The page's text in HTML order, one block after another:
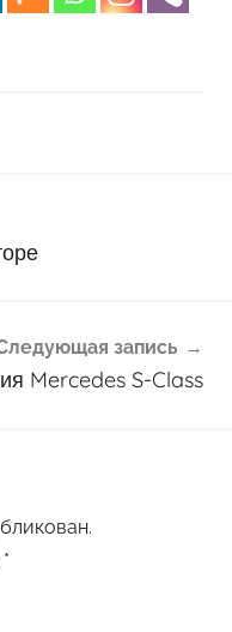
запись
Mercedes S-Class
*